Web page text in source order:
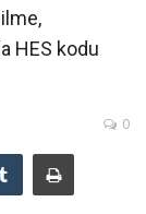
HES kodu
0